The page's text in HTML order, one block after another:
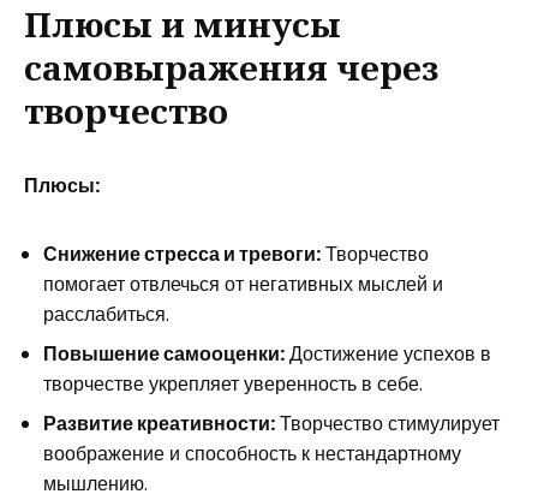
Плюсы и минусы
самовыражения через
творчество
Плюсы:
Снижение стресса и тревоги:Творчество
помогает отвлечься от негативных мыслей и
расслабиться.
Повышение самооценки:Достижение успехов в
творчестве укрепляет уверенность в себе.
Развитие креативности:Творчество стимулирует
воображение и способность к нестандартному
мышлению.